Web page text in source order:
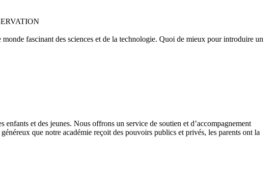
fascinant des sciences et de la technologie. Quoi de mieux pour introduire un
et des jeunes. Nous offrons un service de soutien et d’accompagnement
que notre académie reçoit des pouvoirs publics et privés, les parents ont la